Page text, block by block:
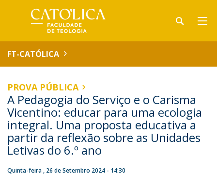
FT-CATÓLICA
PROVA PÚBLICA
A Pedagogia do Serviço e o Carisma
Vicentino: educar para uma ecologia
integral. Uma proposta educativa a
partir da reflexão sobre as Unidades
Letivas do 6.º ano
Quinta-feira , 26 de Setembro 2024 - 14:30